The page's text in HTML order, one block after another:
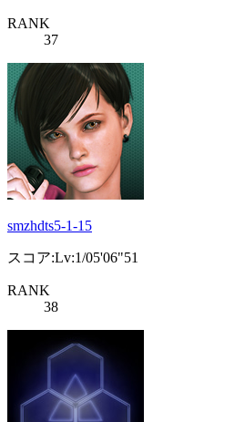
RANK
37
smzhdts5-1-15
スコア:Lv:1/05'06"51
RANK
38